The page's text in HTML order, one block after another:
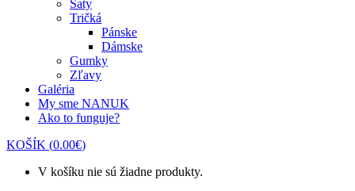
Šaty
Tričká
Pánske
Dámske
Gumky
Zľavy
Galéria
My sme NANUK
Ako to funguje?
KOŠÍK (0.00€)
V košíku nie sú žiadne produkty.